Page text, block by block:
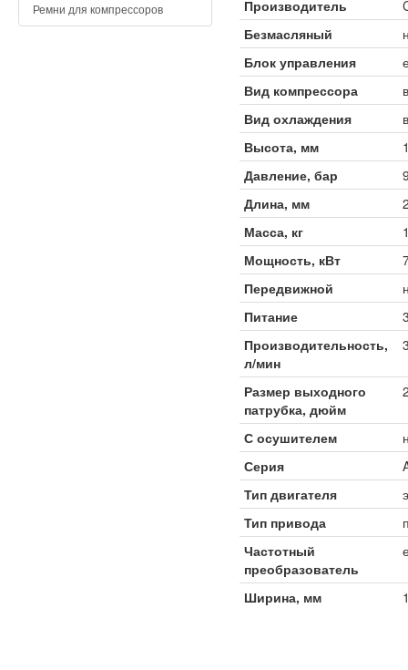
Ремни для компрессоров Производитель
Безмасляный
Блок управления
Вид компрессора
Вид охлаждения
Высота, мм
Давление, бар
Длина, мм
Масса, кг
Мощность, кВт
Передвижной
Питание
Производительность,
л/мин
Размер выходного
патрубка, дюйм
С осушителем
Серия
Тип двигателя
Тип привода
Частотный
преобразователь
Ширина, мм